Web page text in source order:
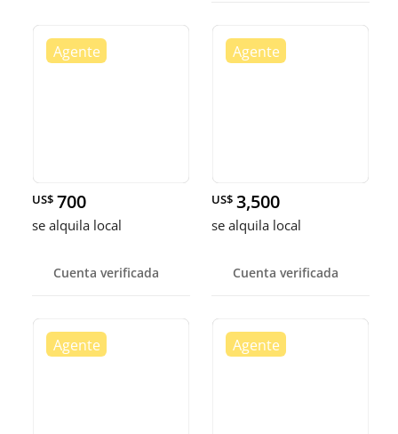
US$ 700
se alquila local
Cuenta verificada
US$ 3,500
se alquila local
Cuenta verificada